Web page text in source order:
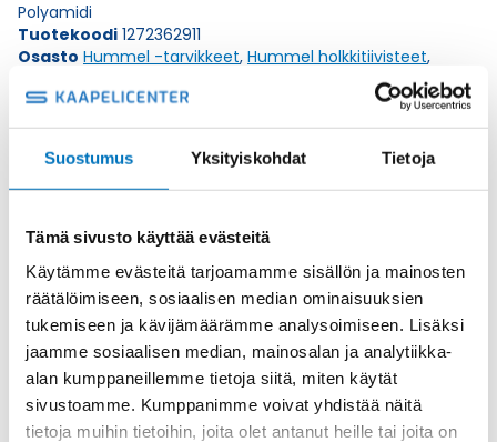
Suostumus Yksityiskohdat Tietoja
Tämä sivusto käyttää evästeitä
Käytämme evästeitä tarjoamamme sisällön ja mainosten
räätälöimiseen, sosiaalisen median ominaisuuksien
tukemiseen ja kävijämäärämme analysoimiseen. Lisäksi
jaamme sosiaalisen median, mainosalan ja analytiikka-
alan kumppaneillemme tietoja siitä, miten käytät
sivustoamme. Kumppanimme voivat yhdistää näitä
tietoja muihin tietoihin, joita olet antanut heille tai joita on
määrä
Polyamidi
Tuotekoodi 1272362911
Osasto Hummel -tarvikkeet, Hummel holkkitiivisteet,
Toimituskulut 35kg:n asti 25€.
Valmistaja
Korkeus H
15
Kierteen Pituus Gl
11
Tuotenimi/Malli
R-FS
Etim 7
EC000938
Materiaali
Polyamidi